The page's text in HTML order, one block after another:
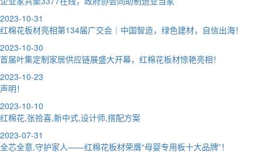
2023-10-31
红棉花板材亮相第134届广交会｜中国智造，绿色建材，自信出海！
2023-10-30
首届叶集定制家居供应链展盛大开幕，红棉花板材惊艳亮相！
2023-10-23
声明！
2023-10-10
红棉花,张拾喜,新中式,设计师,搭配方案
2023-07-31
全芯全意,守护家人——红棉花板材荣膺“母婴专用板十大品牌”！